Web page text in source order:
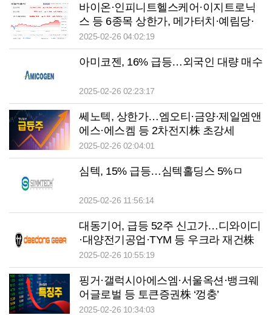
바이온·인피니트헬스케어·이지트로닉
스 등 6종목 상한가, 메가터치·예림당·
에이텀·엔시트론 등 큰 폭 상승 마감
2025-02-26 04:02:19
아미코젠, 16% 급등…외국인 대량 매수
2025-02-26 02:23:17
쎄노텍, 상한가…엠오티·금양·제일엠앤
에스·에스켐 등 2차전지株 초강세
2025-02-26 02:04:01
심텍, 15% 급등…심텍홀딩스 5%ㅁ
2025-02-26 11:56:14
대동기어, 급등 52주 신고가…디와이디
·대양전기공업·TYM 등 우크라 재건株
강세
2025-02-26 10:55:19
핑거·갤럭시아에스엠·서울옥션·뱅크웨
어글로벌 등 토큰증권株 ‘껑충’
2025-02-26 10:34:03